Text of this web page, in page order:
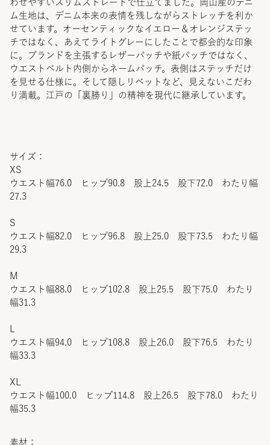
わせやすいスリムストレートで仕立てました。岡山産のデニ
ム生地は、デニム本来の表情を残しながらストレッチを利か
せています。オーセンティックなイエロー＆オレンジステッ
チではなく、あえてライトグレーにしたことで都会的な印象
に。ブランドを主張するレザーパッチや紙パッチではなく、
ウエストベルト内側からネームパッチ。表側はステッチだけ
を見せる仕様に。そして隠しリベットなど、見えないこだわ
り満載。江戸の「裏勝り」の精神を現代に継承しています。
サイズ：
XS
ウエスト幅76.0 ヒップ90.8 股上24.5 股下72.0 わたり幅
27.3
S
ウエスト幅82.0 ヒップ96.8 股上25.0 股下73.5 わたり幅
29.3
M
ウエスト幅88.0 ヒップ102.8 股上25.5 股下75.0 わたり
幅31.3
ウエスト幅94.0 ヒップ108.8 股上26.0 股下76.5 わたり
幅33.3
XL
ウエスト幅100.0 ヒップ114.8 股上26.5 股下78.0 わたり
幅35.3
素材：